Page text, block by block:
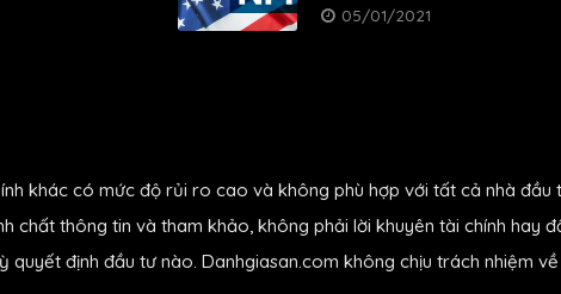
05/01/2021
khác có mức độ rủi ro cao và không phù hợp với tất cả nhà
chất thông tin và tham khảo, không phải lời khuyên tài chính hay
định đầu tư nào. Danhgiasan.com không chịu trách nhiệm